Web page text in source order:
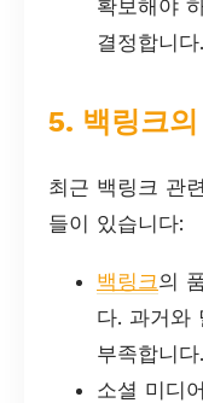
확보해야
결정합니다.
5. 백링크
최근 백링크 관
들이 있습니다:
백링크의
다. 과거와
부족합니다.
소셜 미디